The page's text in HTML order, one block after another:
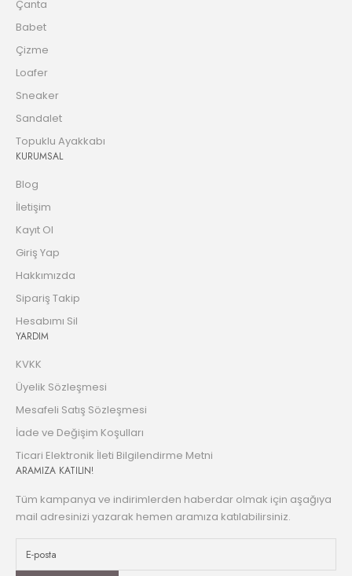
Çanta
Babet
Çizme
Loafer
Sneaker
Sandalet
Topuklu Ayakkabı
KURUMSAL
Blog
İletişim
Kayıt Ol
Giriş Yap
Hakkımızda
Sipariş Takip
Hesabımı Sil
YARDIM
KVKK
Üyelik Sözleşmesi
Mesafeli Satış Sözleşmesi
İade ve Değişim Koşulları
Ticari Elektronik İleti Bilgilendirme Metni
ARAMIZA KATILIN!
Tüm kampanya ve indirimlerden haberdar olmak için aşağıya
mail adresinizi yazarak hemen aramıza katılabilirsiniz.